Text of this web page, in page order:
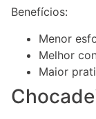
Benefícios:
Menor
Melhor
Maior